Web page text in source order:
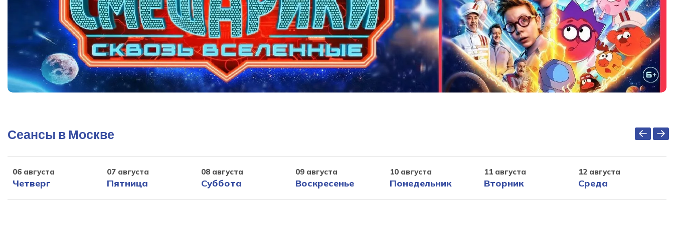
Сеансы в Москве
06 августа
Четверг
07 августа
Пятница
08 августа
Суббота
09 августа
Воскресенье
10 августа
Понедельник
11 августа
Вторник
12 августа
Среда